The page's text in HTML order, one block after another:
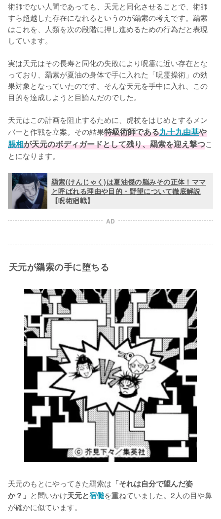
術師でない人間であっても、天元と同化させることで、術師
すら超越した存在になれるというのが羂索の考えです。羂索
はこれを、人類を次の段階に押し進めるための行為だと表現
しています。
実は天元はその長寿と同化の失敗により呪霊に近い存在とな
っており、羂索が夏油の身体で手に入れた「呪霊操術」の効
果対象となっていたのです。そんな天元を手中に入れ、この
目的を達成しようと目論んだのでした。
天元はこの計画を阻止するために、虎杖をはじめとするメン
バーと作戦を立案。その結果特級術師である九十九由基や
脹相が天元のボディガードとして残り、羂索を迎え撃つこ
とになります。
羂索(けんじゃく)は夏油傑の脳みその正体！ママ
と呼ばれる理由や目的・野望について徹底解説
【呪術廻戦】
AD
天元が羂索の手に堕ちる
天元のもとにやってきた羂索は 「それは自分で望んだ姿
か？」 と問いかけ天元と宿儺を重ねていました。2人の目や鼻
が確かに似ています。